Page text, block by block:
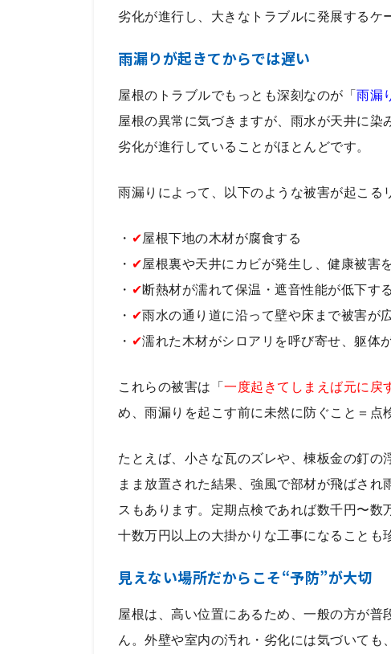
劣化が進行し、大きなトラブルに発展するケ
雨漏りが起きてからでは遅い
屋根のトラブルでもっとも深刻なのが「 雨漏
屋根の異常に気づきますが、雨水が天井に
劣化が進行していることがほとんどです。
雨漏りによって、以下のような被害が起こる
・ ✔屋根下地の木材が腐食する
・ ✔屋根裏や天井にカビが発生し、健康被害
・ ✔断熱材が濡れて保温・遮音性能が低下する
・ ✔雨水の通り道に沿って壁や床まで被害が
・ ✔濡れた木材がシロアリを呼び寄せ、躯体
これらの被害は「 一度起きてしまえば元に戻
め、雨漏りを起こす前に未然に防ぐこと＝点
たとえば、小さな瓦のズレや、棟板金の釘の
まま放置された結果、強風で部材が飛ばさ
スもあります。定期点検であれば数千円〜
十数万円以上の大掛かりな工事になることも
見えない場所だからこそ“予防”が大切
屋根は、高い位置にあるため、一般の方が
ん。外壁や室内の汚れ・劣化には気づいても